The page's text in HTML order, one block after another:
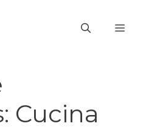
Cucina